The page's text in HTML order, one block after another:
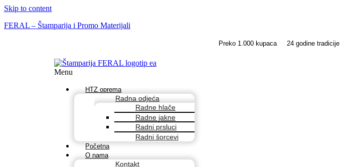
Skip to content
FERAL – Štamparija i Promo Materijali
Preko 1.000 kupaca 24 godine tradicije
Menu
HTZ oprema
Radna odjeća
Radne hlače
Radne jakne
Radni prsluci
Radni šorcevi
Početna
O nama
Kontakt